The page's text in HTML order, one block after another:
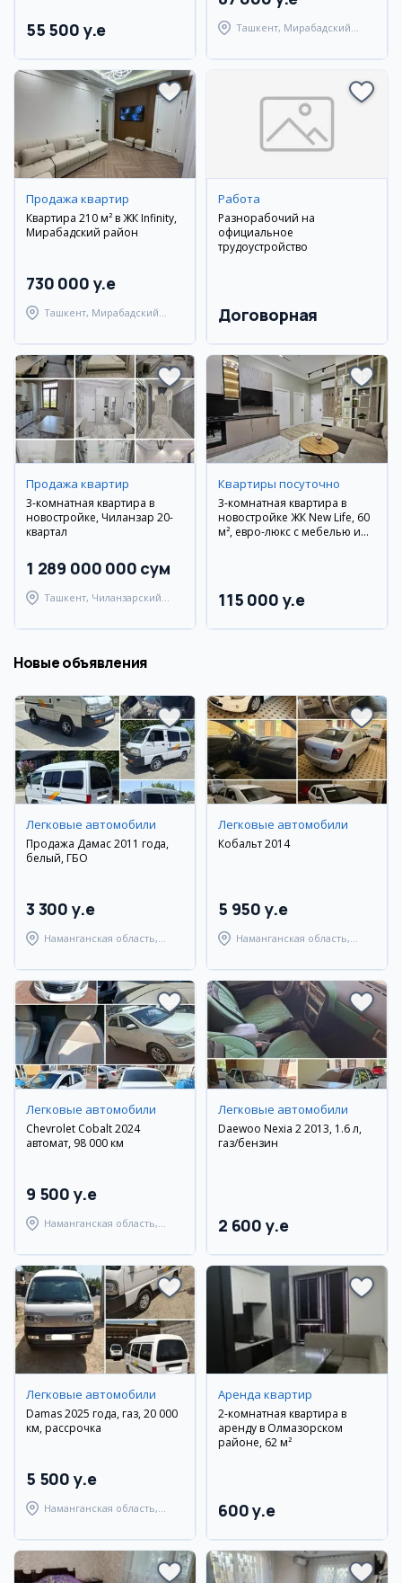
55 500 y.e
Ташкент, Мирабадский
Продажа квартир
Квартира 210 м² в ЖК Infinity,
Мирабадский район
730 000 y.e
Ташкент, Мирабадский
Работа
Разнорабочий на
официальное
трудоустройство
Договорная
Продажа квартир
3-комнатная квартира в
новостройке, Чиланзар 20-
квартал
1 289 000 000 сум
Ташкент, Чиланзарский
Квартиры посуточно
3-комнатная квартира в
новостройке ЖК New Life, 60
м², евро-люкс с мебелью и
115 000 y.e
Новые объявления
Легковые автомобили
Продажа Дамас 2011 года,
белый, ГБО
3 300 y.e
Наманганская область,
Легковые автомобили
Кобальт 2014
5 950 y.e
Наманганская область,
Легковые автомобили
Chevrolet Cobalt 2024
автомат, 98 000 км
9 500 y.e
Наманганская область,
Легковые автомобили
Daewoo Nexia 2 2013, 1.6 л,
газ/бензин
2 600 y.e
Легковые автомобили
Damas 2025 года, газ, 20 000
км, рассрочка
5 500 y.e
Наманганская область,
Аренда квартир
2-комнатная квартира в
аренду в Олмазорском
районе, 62 м²
600 y.e